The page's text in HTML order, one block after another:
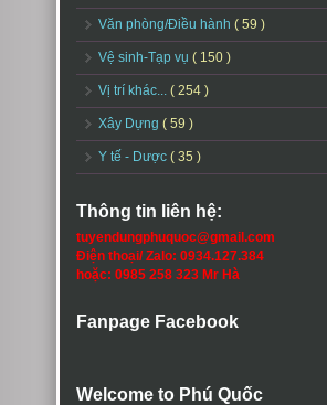
Văn phòng/Điều hành ( 59 )
Vệ sinh-Tạp vụ ( 150 )
Vị trí khác... ( 254 )
Xây Dựng ( 59 )
Y tế - Dược ( 35 )
Thông tin liên hệ:
tuyendungphuquoc@gmail.com
Điện thoại/ Zalo: 0934.127.384
hoặc: 0985 258 323 Mr Hà
Fanpage Facebook
Welcome to Phú Quốc